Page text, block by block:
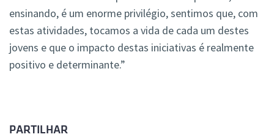
ensinando, é um enorme privilégio, sentimos que, com
estas atividades, tocamos a vida de cada um destes
jovens e que o impacto destas iniciativas é realmente
positivo e determinante.”
PARTILHAR